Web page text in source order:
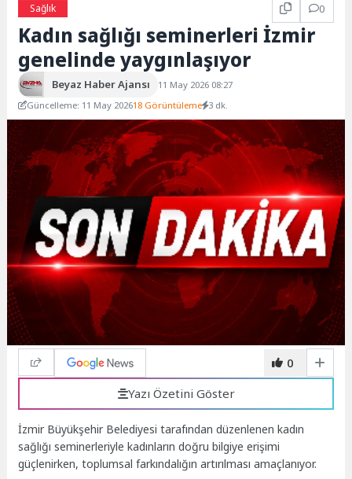
Sağlık
0
Kadın sağlığı seminerleri İzmir
genelinde yaygınlaşıyor
Beyaz Haber Ajansı
11 May 2026 08:27
Güncelleme: 11 May 202618 Görüntüleme 3 dk.
0
Yazı Özetini Göster
İzmir Büyükşehir Belediyesi tarafından düzenlenen kadın
sağlığı seminerleriyle kadınların doğru bilgiye erişimi
güçlenirken, toplumsal farkındalığın artırılması amaçlanıyor.